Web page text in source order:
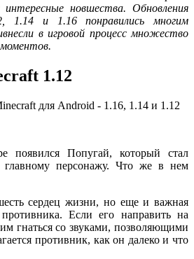
новшества. Обновления
1.14 и 1.16 понравились многим
в игровой процесс множество
1.12
появился Попугай, который стал
персонажу. Что же в нем
сердец жизни, но еще и важная
противника. Если его направить на
гнаться со звуками, позволяющими
противник, как он далеко и что